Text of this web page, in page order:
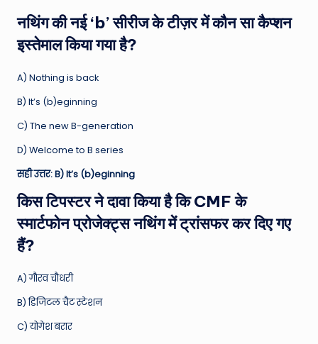
नथिंग की नई ‘b’ सीरीज के टीज़र में कौन सा कैप्शन
इस्तेमाल किया गया है?
A) Nothing is back
B) It’s (b)eginning
C) The new B-generation
D) Welcome to B series
सही उत्तर: B) It’s (b)eginning
किस टिपस्टर ने दावा किया है कि CMF के
स्मार्टफोन प्रोजेक्ट्स नथिंग में ट्रांसफर कर दिए गए
हैं?
A) गौरव चौधरी
B) डिजिटल चैट स्टेशन
C) योगेश बरार